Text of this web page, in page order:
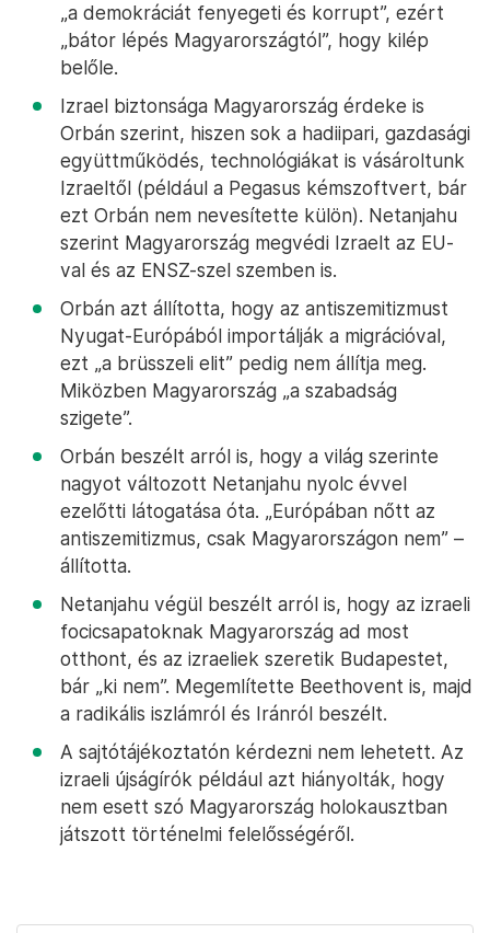
„a demokráciát fenyegeti és korrupt”, ezért
„bátor lépés Magyarországtól”, hogy kilép
belőle.
Izrael biztonsága Magyarország érdeke is
Orbán szerint, hiszen sok a hadiipari, gazdasági
együttműködés, technológiákat is vásároltunk
Izraeltől (például a Pegasus kémszoftvert, bár
ezt Orbán nem nevesítette külön). Netanjahu
szerint Magyarország megvédi Izraelt az EU-
val és az ENSZ-szel szemben is.
Orbán azt állította, hogy az antiszemitizmust
Nyugat-Európából importálják a migrációval,
ezt „a brüsszeli elit” pedig nem állítja meg.
Miközben Magyarország „a szabadság
szigete”.
Orbán beszélt arról is, hogy a világ szerinte
nagyot változott Netanjahu nyolc évvel
ezelőtti látogatása óta. „Európában nőtt az
antiszemitizmus, csak Magyarországon nem” –
állította.
Netanjahu végül beszélt arról is, hogy az izraeli
focicsapatoknak Magyarország ad most
otthont, és az izraeliek szeretik Budapestet,
bár „ki nem”. Megemlítette Beethovent is, majd
a radikális iszlámról és Iránról beszélt.
A sajtótájékoztatón kérdezni nem lehetett. Az
izraeli újságírók például azt hiányolták, hogy
nem esett szó Magyarország holokausztban
játszott történelmi felelősségéről.